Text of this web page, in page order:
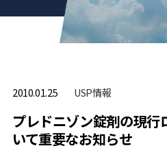
2010.01.25 USP情報
プレドニゾン錠剤の現行
いて重要なお知らせ